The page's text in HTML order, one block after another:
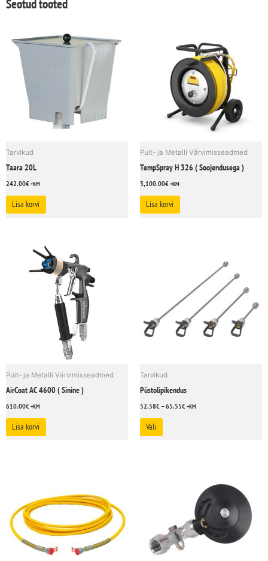
Seotud tooted
Tarvikud
Taara 20L
242.00€+KM
Lisa korvi
Puit- ja Metalli Värvimisseadmed
TempSpray H 326 ( Soojendusega )
3,100.00€+KM
Lisa korvi
Puit- ja Metalli Värvimisseadmed
AirCoat AC 4600 ( Sinine )
610.00€+KM
Lisa korvi
Tarvikud
Püstolipikendus
52.58€–65.55€+KM
Vali
variants.
The
options
on
the
product
page
has
multiple
variants.
The
options